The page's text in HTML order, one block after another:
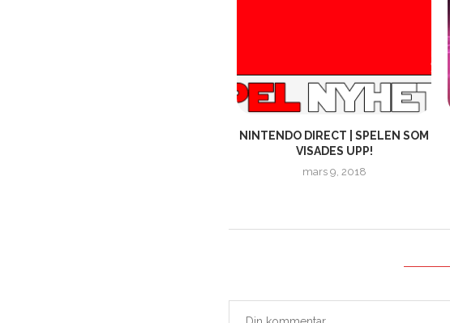
NINTENDO DIRECT | SPELEN SOM
VISADES UPP!
mars 9, 2018